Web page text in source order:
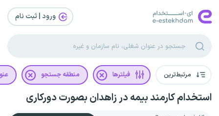
ورود | ثبت‌ نام
مرتبط‌ترین فیلترها منطقه جستجو
استخدام کارمند بیمه در زاهدان بصورت دورکاری